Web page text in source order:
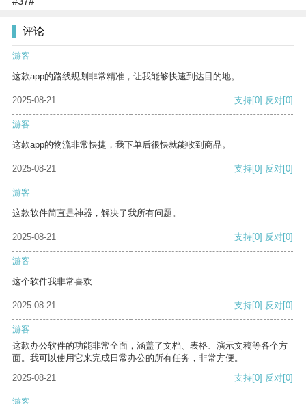
评论
游客
这款app的路线规划非常精准，让我能够快速到达目的地。
2025-08-21 支持[0] 反对[0]
游客
这款app的物流非常快捷，我下单后很快就能收到商品。
2025-08-21 支持[0] 反对[0]
游客
这款软件简直是神器，解决了我所有问题。
2025-08-21 支持[0] 反对[0]
游客
这个软件我非常喜欢
2025-08-21 支持[0] 反对[0]
游客
这款办公软件的功能非常全面，涵盖了文档、表格、演示文稿等各个方
面。我可以使用它来完成日常办公的所有任务，非常方便。
2025-08-21
支持[0] 反对[0]
游客